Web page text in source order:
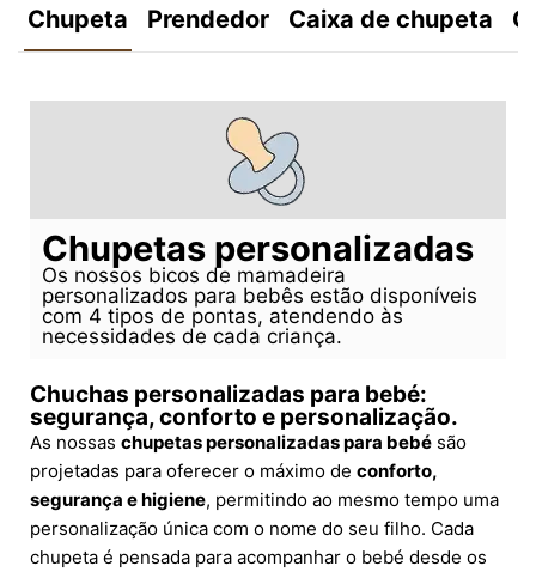
Chupeta Prendedor Caixa de chupeta
Chupetas personalizadas
Os nossos bicos de mamadeira
personalizados para bebês estão disponíveis
com 4 tipos de pontas, atendendo às
necessidades de cada criança.
Chuchas personalizadas para bebé:
segurança, conforto e personalização.
As nossas chupetas personalizadas para bebé são
projetadas para oferecer o máximo de conforto,
segurança e higiene, permitindo ao mesmo tempo uma
personalização única com o nome do seu filho. Cada
chupeta é pensada para acompanhar o bebé desde os